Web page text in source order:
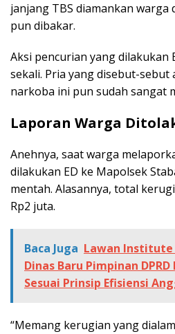
janjang TBS diamankan warga
pun dibakar.
Aksi pencurian yang dilakukan
sekali. Pria yang disebut-
narkoba ini pun sudah sangat
Laporan Warga
Anehnya, saat warga
dilakukan ED ke Mapolsek
mentah. Alasannya, total
Rp2 juta.
Baca Juga Lawan Institute
Dinas Baru Pimpinan
Sesuai Prinsip Efisiensi
“Memang kerugian yang